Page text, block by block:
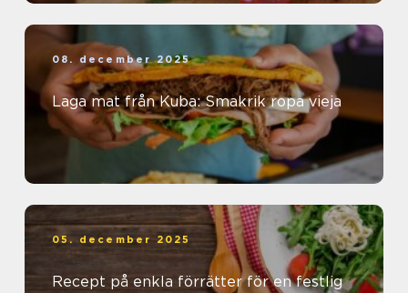
08. december 2025
Laga mat från Kuba: Smakrik ropa vieja
05. december 2025
Recept på enkla förrätter för en festlig